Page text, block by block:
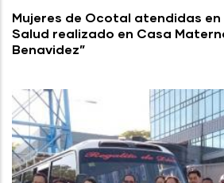
Mujeres de Ocotal atendidas en
Salud realizado en Casa
Benavidez”